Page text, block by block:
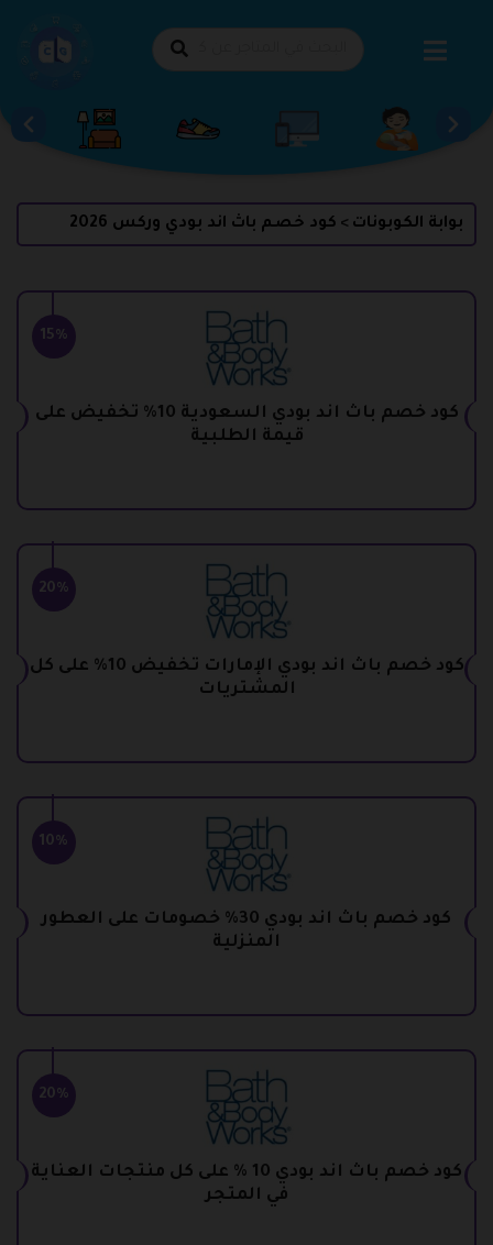
بوابة الكوبونات > كود خصم باث اند بودي وركس 2026
15%
كود خصم باث اند بودي السعودية 10% تخفيض على
قيمة الطلبية
20%
كود خصم باث اند بودي الإمارات تخفيض 10% على كل
المشتريات
10%
كود خصم باث اند بودي 30% خصومات على العطور
المنزلية
20%
كود خصم باث اند بودي 10 % على كل منتجات العناية
في المتجر